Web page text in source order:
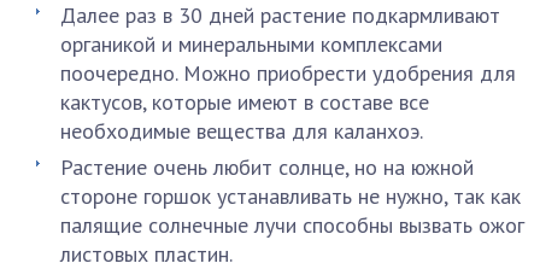
Далее раз в 30 дней растение подкармливают
органикой и минеральными комплексами
поочередно. Можно приобрести удобрения для
кактусов, которые имеют в составе все
необходимые вещества для каланхоэ.
Растение очень любит солнце, но на южной
стороне горшок устанавливать не нужно, так как
палящие солнечные лучи способны вызвать ожог
листовых пластин.